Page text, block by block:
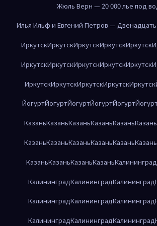
Жюль Верн — 20 000 лье под
Илья Ильф и Евгений Петров — Двенадцать
ИркутскИркутскИркутскИркутскИркутск
ИркутскИркутскИркутскИркутскИркутск
ИркутскИркутскИркутскИркутскИркутск
ЙогуртЙогуртЙогуртЙогуртЙогурт
КазаньКазаньКазаньКазаньКазаньКазань
КазаньКазаньКазаньКазаньКазаньКазань
КазаньКазаньКазаньКазаньКалининград
КалининградКалининградКалининград
КалининградКалининградКалининград
КалининградКалининградКалининград